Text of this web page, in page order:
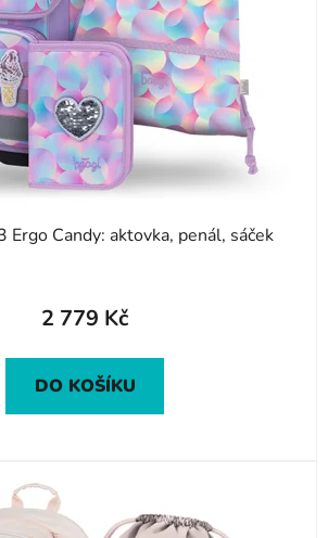
Ergo Candy: aktovka, penál, sáček
2 779 Kč
DO KOŠÍKU